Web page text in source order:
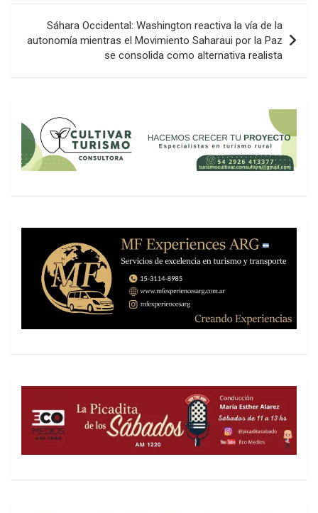
Sáhara Occidental: Washington reactiva la vía de la
autonomía mientras el Movimiento Saharaui por la Paz
se consolida como alternativa realista